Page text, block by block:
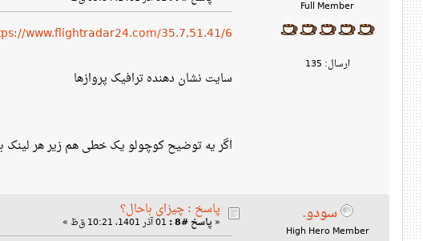
Full Member
ارسال: 135
www.flightradar24.com/35.7,51.41/6
سایت نشان دهنده ترافیک پروازها
اگر یه توضیح کوچولو یک خطی هم زیر هر
سودو.
High Hero Member
پاسخ : چیزای باحال؟
« پاسخ #8 :